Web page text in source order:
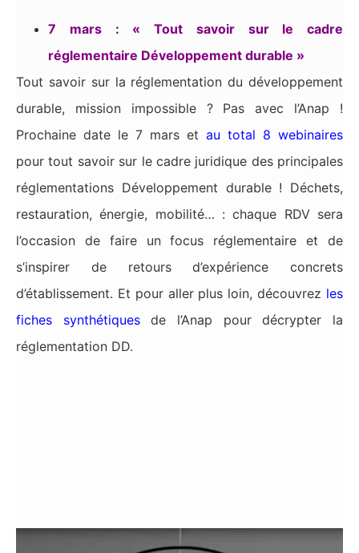
7 mars : « Tout savoir sur le cadre
réglementaire Développement durable »
Tout savoir sur la réglementation du développement
durable, mission impossible ? Pas avec l’Anap !
Prochaine date le 7 mars et au total 8 webinaires
pour tout savoir sur le cadre juridique des principales
réglementations Développement durable ! Déchets,
restauration, énergie, mobilité… : chaque RDV sera
l’occasion de faire un focus réglementaire et de
s’inspirer de retours d’expérience concrets
d’établissement. Et pour aller plus loin, découvrez les
fiches synthétiquesde l’Anap pour décrypter la
réglementation DD.